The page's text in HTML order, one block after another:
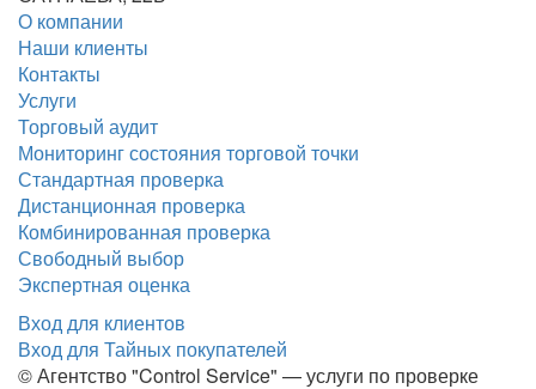
О компании
Наши клиенты
Контакты
Услуги
Торговый аудит
Мониторинг состояния торговой точки
Стандартная проверка
Дистанционная проверка
Комбинированная проверка
Свободный выбор
Экспертная оценка
Вход для клиентов
Вход для Тайных покупателей
© Агентство "Control Service" — услуги по проверке